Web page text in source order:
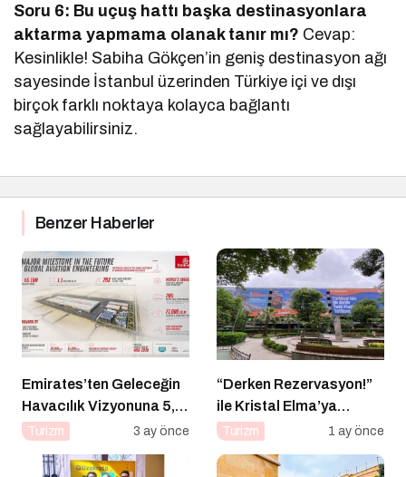
Soru 6: Bu uçuş hattı başka destinasyonlara
aktarma yapmama olanak tanır mı? Cevap:
Kesinlikle! Sabiha Gökçen’in geniş destinasyon ağı
sayesinde İstanbul üzerinden Türkiye içi ve dışı
birçok farklı noktaya kolayca bağlantı
sağlayabilirsiniz.
Benzer Haberler
Emirates’ten Geleceğin
Havacılık Vizyonuna 5,1
Milyar Dolarlık Dev
Turizm 3 ay önce
“Derken Rezervasyon!”
ile Kristal Elma’ya
Uzanan Başarı Hikâyesi
Turizm 1 ay önce